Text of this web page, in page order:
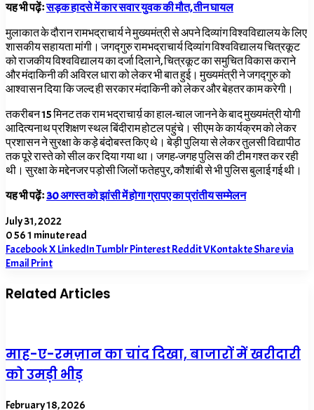
यह भी पढ़ेंःसड़क हादसे में कार सवार युवक की मौत, तीन घायल
मुलाकात के दौरान रामभद्राचार्य ने मुख्यमंत्री से अपने दिव्यांग विश्वविद्यालय के लिए
शासकीय सहायता मांगी। जगद्गुरु रामभद्राचार्य दिव्यांग विश्वविद्यालय चित्रकूट
को राजकीय विश्वविद्यालय का दर्जा दिलाने, चित्रकूट का समुचित विकास कराने
और मंदाकिनी की अविरल धारा को लेकर भी बात हुई। मुख्यमंत्री ने जगद्गुरु को
आश्वासन दिया कि जल्द ही सरकार मंदाकिनी को लेकर और बेहतर काम करेगी।
तकरीबन 15 मिनट तक राम भद्राचार्य़ का हाल-चाल जानने के बाद मुख्यमंत्री योगी
आदित्यनाथ प्रशिक्षण स्थल बिंदीराम होटल पहुंचे। सीएम के कार्यक्रम को लेकर
प्रशासन ने सुरक्षा के कड़े बंदोबस्त किए थे। बेड़ी पुलिया से लेकर तुलसी विद्यापीठ
तक पूरे रास्ते को सील कर दिया गया था। जगह-जगह पुलिस की टीम गश्त कर रही
थी। सुरक्षा के मद्देनजर पड़ोसी जिलों फतेहपुर, कौशांबी से भी पुलिस बुलाई गई थी।
यह भी पढ़ेंः30 अगस्त को झांसी में होगा ग्रापए का प्रांतीय सम्मेलन
July 31, 2022
0561 minute read
FacebookXLinkedInTumblrPinterestRedditVKontakteShare via
Email Print
Related Articles
माह-ए-रमज़ान का चांद दिखा, बाजारों में खरीदारी
को उमड़ी भीड़
February 18, 2026